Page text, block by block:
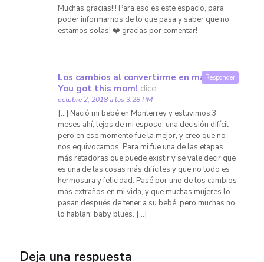
Muchas gracias!!! Para eso es este espacio, para
poder informarnos de lo que pasa y saber que no
estamos solas! ❤️ gracias por comentar!
Los cambios al convertirme en mamá –
You got this mom! dice:
octubre 2, 2018 a las 3:28 PM
[…] Nació mi bebé en Monterrey y estuvimos 3
meses ahí, lejos de mi esposo, una decisión difícil
pero en ese momento fue la mejor, y creo que no
nos equivocamos. Para mi fue una de las etapas
más retadoras que puede existir y se vale decir que
es una de las cosas más difíciles y que no todo es
hermosura y felicidad. Pasé por uno de los cambios
más extraños en mi vida, y que muchas mujeres lo
pasan después de tener a su bebé, pero muchas no
lo hablan: baby blues. […]
Responder
Deja una respuesta